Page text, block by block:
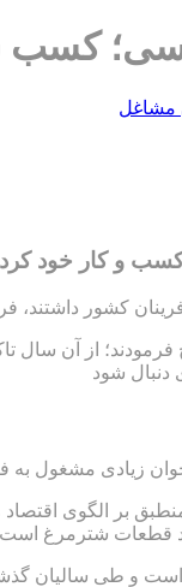
تا ۱.۵
مشاغل
است که رهبر معظم
دنبال شود
زیادی مشغول به
بر الگوی
قطعات شترمرغ
و طی سالیان